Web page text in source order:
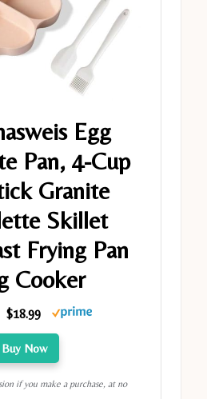
Egg
Pan, 4-Cup
Granite
Skillet
Frying Pan
Cooker
$18.99
Buy Now
if you make a purchase, at no